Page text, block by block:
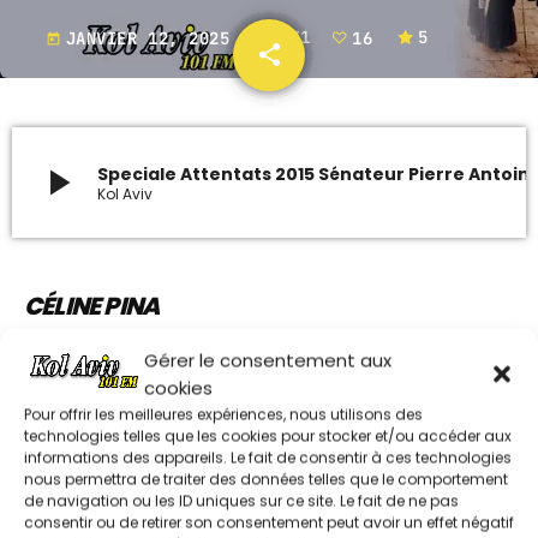
Gérer le consentement aux
cookies
Pour offrir les meilleures expériences, nous utilisons des
technologies telles que les cookies pour stocker et/ou accéder aux
informations des appareils. Le fait de consentir à ces technologies
nous permettra de traiter des données telles que le comportement
de navigation ou les ID uniques sur ce site. Le fait de ne pas
consentir ou de retirer son consentement peut avoir un effet négatif
ARCHIVES
janvier 2024
octobre 2023
juin 2023
UPCOMING SHOWS
REDIFFUSION DU DIMANCHE SHAVOUA
TOV / ISRAËL LE MAG / DANS L’OEIL DE
L’ACTU
10:00 - 11:00
today JANVIER 12, 2025 1331 16 5
share
16
email
play_arrow Kol Aviv
CÉLINE PINA
Chroniqueuse, éssayiste, femme politique.
Autrice pourcauseur
LES AUTRES RUBRIQUES DE SHAVOUA TOV